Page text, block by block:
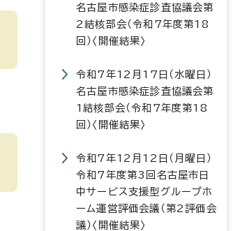
名古屋市感染症診査協議会第
2結核部会（令和7年度第18
回）〈開催結果〉
令和7年12月17日（水曜日）
名古屋市感染症診査協議会第
1結核部会（令和7年度第18
回）〈開催結果〉
令和7年12月12日（月曜日）
令和7年度第3回名古屋市日
中サービス支援型グループホ
ーム運営評価会議（第2評価会
議）〈開催結果〉